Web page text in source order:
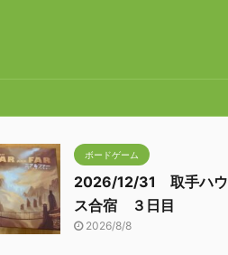
ボードゲーム
2026/12/31 取手ハウ
ス合宿 ３日目
2026/8/8